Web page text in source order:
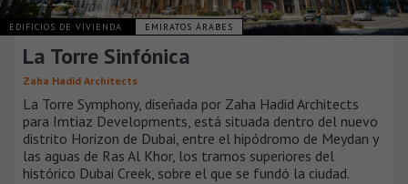
EDIFICIOS DE VIVIENDA EMIRATOS ÁRABES
La Torre Sinfónica
Zaha Hadid Architects
La Torre Symphony, diseñada por Zaha Hadid Architects
para Imtiaz Developments, está situada dentro del nuevo
distrito Horizon de Dubai, entre el hipódromo de Meydan y
las aguas de Ras Al Khor, los tramos superiores del
histórico Dubai Creek, sobre el que se fundó la ciudad.